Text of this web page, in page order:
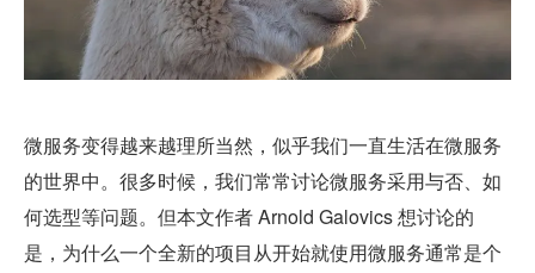
微服务变得越来越理所当然，似乎我们一直生活在微服务
的世界中。很多时候，我们常常讨论微服务采用与否、如
何选型等问题。但本文作者 Arnold Galovics 想讨论的
是，为什么一个全新的项目从开始就使用微服务通常是个